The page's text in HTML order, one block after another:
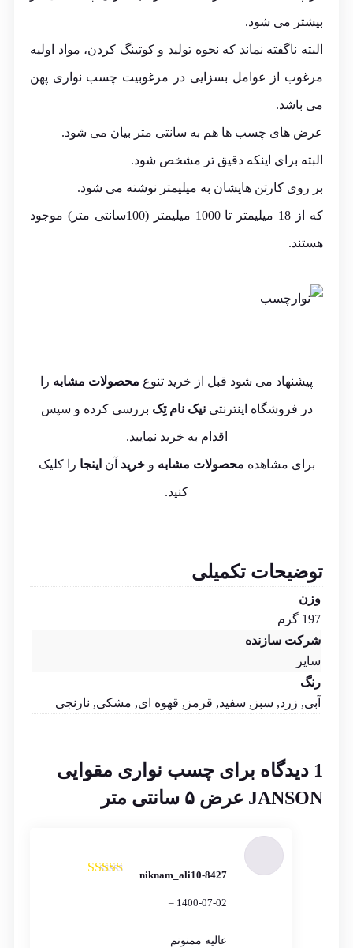
بیشتر می شود.
البته ناگفته نماند که نحوه تولید و کوتینگ کردن، مواد اولیه
مرغوب از عوامل بسزایی در مرغوبیت چسب نواری پهن
می باشد.
عرض های چسب ها هم به سانتی متر بیان می شود.
البته برای اینکه دقیق تر مشخص شود.
بر روی کارتن هایشان به میلیمتر نوشته می شود.
که از 18 میلیمتر تا 1000 میلیمتر (100سانتی متر) موجود
هستند.
پیشنهاد می شود قبل از خرید تنوع محصولات مشابه را
در فروشگاه اینترنتینیک نام تِک بررسی کرده و سپس
اقدام به خرید نمایید.
برای مشاهده محصولات مشابه وخرید آن اینجا را کلیک
کنید.
توضیحات تکمیلی
وزن
197 گرم
شرکت سازنده
سایر
رنگ
آبی, زرد, سبز, سفید, قرمز, قهوه ای, مشکی, نارنجی
1 دیدگاه برای
چسب نواری مقوایی
JANSON عرض ۵ سانتی متر
niknam_ali10-8427
– 1400-07-02
عالیه ممنونم